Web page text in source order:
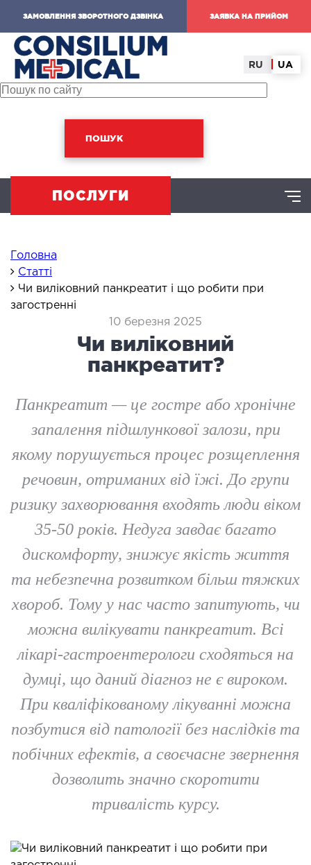
ЗАМОВЛЕННЯ ЗВОРОТНОГО ДЗВІНКА ЗАЯВКА НА ПРИЙОМ
RU UA
ПОШУК
ПОСЛУГИ
НАПРЯМ
хірургія
хірургія
лицьова хірургія
ХІРУРГІЯ
в гінекології
в онкології
в хірургії
ТА ОНКОХІРУРГІЯ
та онкохірургія
НАПРЯМ
Головна
Статті
Чи виліковний панкреатит і що робити при
загостренні
10 березня 2025
Чи виліковний
панкреатит?
Панкреатит — це гостре або хронічне
запалення підшлункової залози, при
якому порушується процес розщеплення
речовин, отриманих від їжі. До групи
ризику захворювання входять люди віком
35-50 років. Недуга завдає багато
дискомфорту, знижує якість життя
та небезпечна розвитком більш тяжких
хвороб. Тому у нас часто запитують, чи
можна вилікувати панкреатит. Всі
лікарі-гастроентерологи сходяться на
думці, що даний діагноз не є вироком.
При кваліфікованому лікуванні можна
позбутися від патології без наслідків та
побічних ефектів, а своєчасне звернення
дозволить значно скоротити
тривалість курсу.